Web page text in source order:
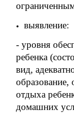
выявление:
- уровня
ребенка
вид,
образование,
отдыха
домашних